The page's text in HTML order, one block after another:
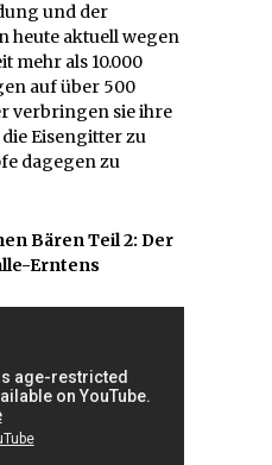
und der
heute aktuell wegen
mehr als 10.000
auf über 500
verbringen sie ihre
Eisengitter zu
dagegen zu
Bären Teil 2: Der
Erntens